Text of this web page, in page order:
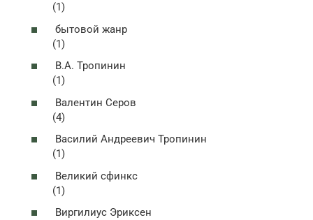
(1)
бытовой жанр
(1)
В.А. Тропинин
(1)
Валентин Серов
(4)
Василий Андреевич Тропинин
(1)
Великий сфинкс
(1)
Виргилиус Эриксен